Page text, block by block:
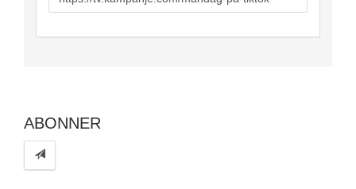
to
ABONNER